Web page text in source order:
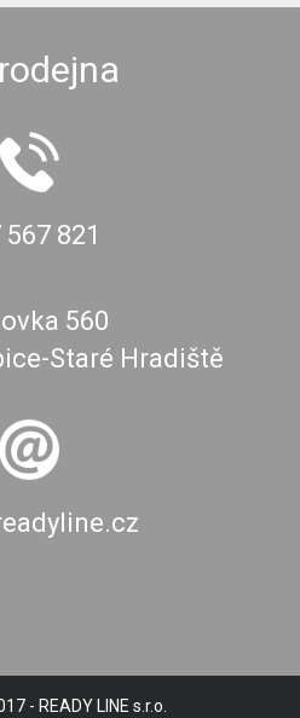
567 821
560
Staré Hradiště
- READY LINE s.r.o.